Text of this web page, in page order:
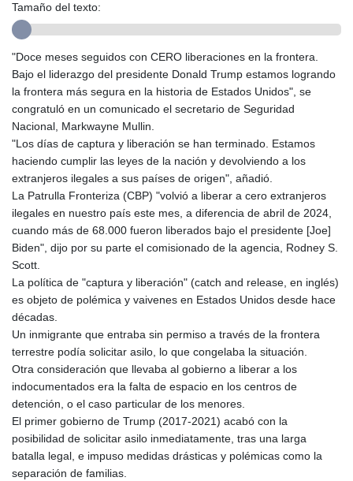
GBP 0.856793
GGP 0.859298
GHS 13.596763
GIP 0.859298
GMD 84.981404
10145.207892
GTQ 8.820244
GYD 241.852202
HKD 9.070596
HNL 30.984681
HRK 7.533703
HTG 151.152612
IDR
20582.920659
IMP 0.859298
INR 110.065674
IQD
1514.334158
IRR
1590340.758301
ISK 142.611425
JEP 0.859298
Tamaño del texto:
"Doce meses seguidos con CERO liberaciones en la frontera.
Bajo el liderazgo del presidente Donald Trump estamos logrando
la frontera más segura en la historia de Estados Unidos", se
congratuló en un comunicado el secretario de Seguridad
Nacional, Markwayne Mullin.
"Los días de captura y liberación se han terminado. Estamos
haciendo cumplir las leyes de la nación y devolviendo a los
extranjeros ilegales a sus países de origen", añadió.
La Patrulla Fronteriza (CBP) "volvió a liberar a cero extranjeros
ilegales en nuestro país este mes, a diferencia de abril de 2024,
cuando más de 68.000 fueron liberados bajo el presidente [Joe]
Biden", dijo por su parte el comisionado de la agencia, Rodney S.
Scott.
La política de "captura y liberación" (catch and release, en inglés)
es objeto de polémica y vaivenes en Estados Unidos desde hace
décadas.
Un inmigrante que entraba sin permiso a través de la frontera
terrestre podía solicitar asilo, lo que congelaba la situación.
Otra consideración que llevaba al gobierno a liberar a los
indocumentados era la falta de espacio en los centros de
detención, o el caso particular de los menores.
El primer gobierno de Trump (2017-2021) acabó con la
posibilidad de solicitar asilo inmediatamente, tras una larga
batalla legal, e impuso medidas drásticas y polémicas como la
separación de familias.